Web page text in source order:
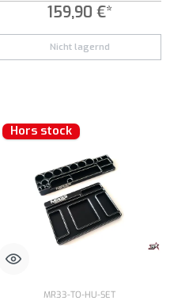
ou utilisez les boutons pour augmenter
159,90 €*
Nicht lagernd
Hors stock
MR33-TO-HU-SET